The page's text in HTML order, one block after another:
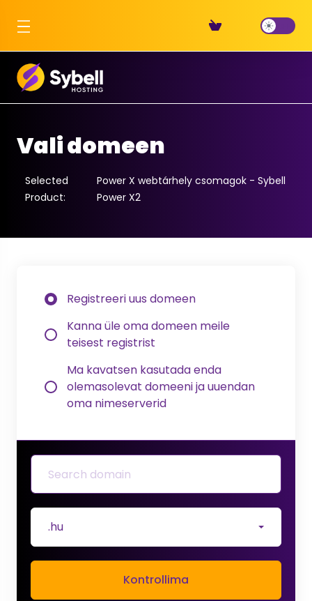
Vali domeen
Selected
Product:
Power X webtárhely csomagok - Sybell
Power X2
Registreeri uus domeen
Kanna üle oma domeen meile
teisest registrist
Ma kavatsen kasutada enda
olemasolevat domeeni ja uuendan
oma nimeserverid
.hu
Kontrollima